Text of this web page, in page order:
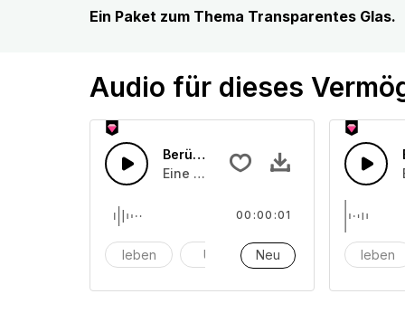
Ein Paket zum Thema Transparentes Glas.
Audio für dieses
Berührung von Glas 33
Eine Ansammlung von einem oder
leben Uhr Alarm
00:00:01
Neu leben